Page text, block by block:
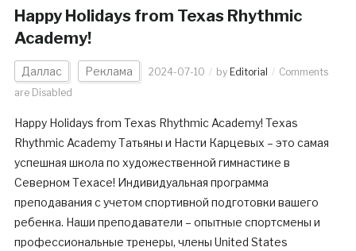
Happy Holidays from Texas Rhythmic
Academy!
Даллас Реклама 2024-07-10 by Editorial
Comments
are Disabled
Happy Holidays from Texas Rhythmic Academy! Texas
Rhythmic Academy Татьяны и Насти Карцевых – это самая
успешная школа по художественной гимнастике в
Северном Техасе! Индивидуальная программа
преподавания с учетом спортивной подготовки вашего
ребенка. Наши преподаватели – опытные спортсмены и
профессиональные тренеры, члены United States